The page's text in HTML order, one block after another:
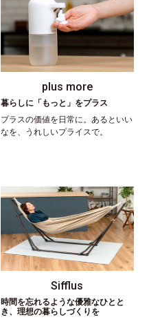
plus more
暮らしに「もっと」をプラス
プラスの価値を日常に。あるといい
なを、うれしいプライスで。
Sifflus
時間を忘れるような優雅なひとと
き、理想の暮らしづくりを